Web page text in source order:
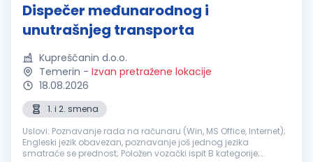
Dispečer međunarodnog i
unutrašnjeg transporta
Kupreščanin d.o.o.
Temerin - Izvan pretražene lokacije
18.08.2026
1. i 2. smena
Uslovi: Poznavanje rada na računaru (Win, MS Office, Internet);
Engleski jezik obavezan, poznavanje još jednog jezika
smatraće se prednost; Položen vozački ispit B kategorije;